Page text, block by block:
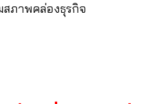
สภาพคล่องธุรกิจ